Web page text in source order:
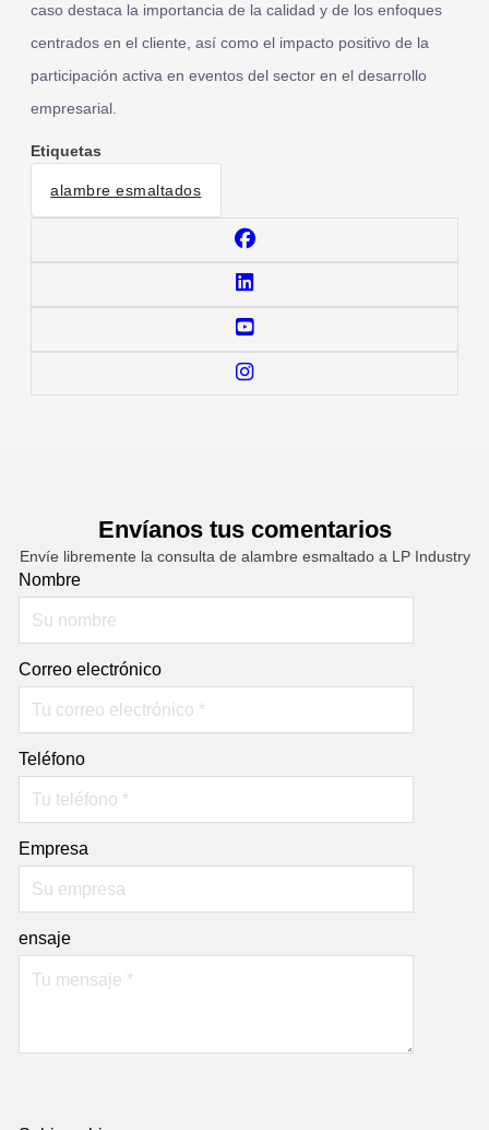
caso destaca la importancia de la calidad y de los enfoques
centrados en el cliente, así como el impacto positivo de la
participación activa en eventos del sector en el desarrollo
empresarial.
Etiquetas
alambre esmaltados
Envíanos tus comentarios
Envíe libremente la consulta de alambre esmaltado a LP Industry
Nombre
Correo electrónico
Teléfono
Empresa
ensaje